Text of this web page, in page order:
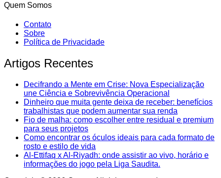
Quem Somos
Contato
Sobre
Política de Privacidade
Artigos Recentes
Decifrando a Mente em Crise: Nova Especialização
une Ciência e Sobrevivência Operacional
Dinheiro que muita gente deixa de receber: benefícios
trabalhistas que podem aumentar sua renda
Fio de malha: como escolher entre residual e premium
para seus projetos
Como encontrar os óculos ideais para cada formato de
rosto e estilo de vida
Al-Ettifaq x Al-Riyadh: onde assistir ao vivo, horário e
informações do jogo pela Liga Saudita.